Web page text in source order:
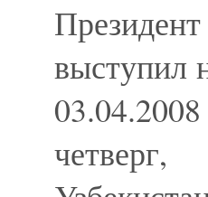
выступил